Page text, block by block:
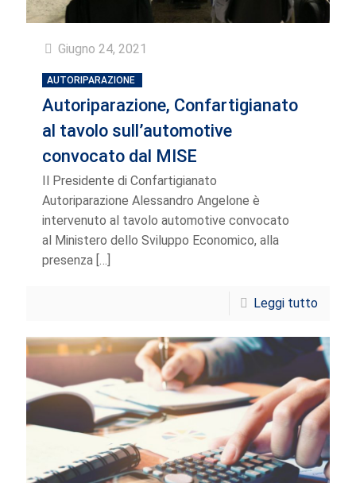
Giugno 24, 2021
AUTORIPARAZIONE
Autoriparazione, Confartigianato
al tavolo sull’automotive
convocato dal MISE
Il Presidente di Confartigianato
Autoriparazione Alessandro Angelone è
intervenuto al tavolo automotive convocato
al Ministero dello Sviluppo Economico, alla
presenza […]
Leggi tutto